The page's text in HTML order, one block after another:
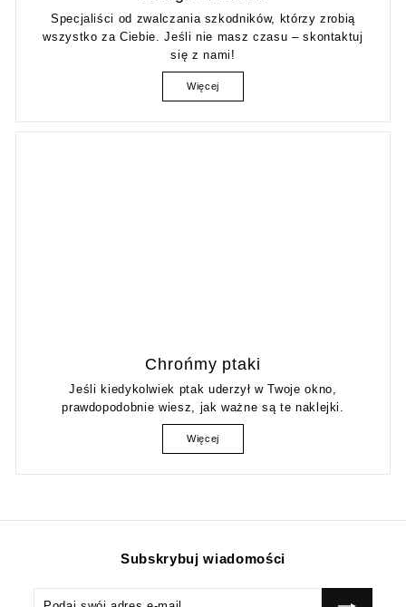
Specjaliści od zwalczania szkodników, którzy zrobią
wszystko za Ciebie. Jeśli nie masz czasu – skontaktuj
się z nami!
Więcej
Chrońmy ptaki
Jeśli kiedykolwiek ptak uderzył w Twoje okno,
prawdopodobnie wiesz, jak ważne są te naklejki.
Więcej
Subskrybuj wiadomości